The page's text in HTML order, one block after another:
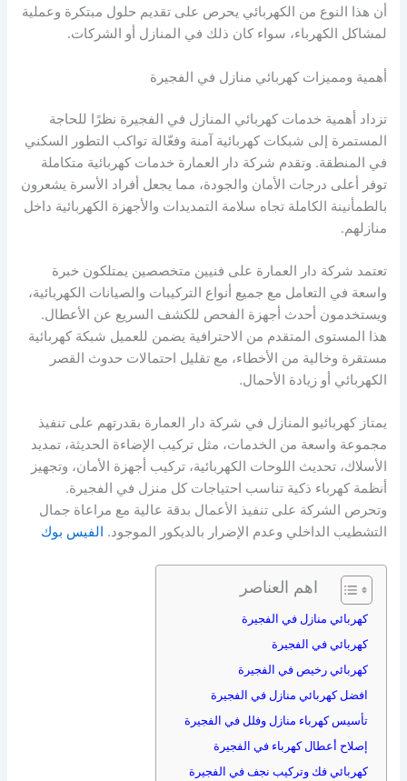
أن هذا النوع من الكهربائي يحرص على تقديم حلول مبتكرة وعملية
لمشاكل الكهرباء، سواء كان ذلك في المنازل أو الشركات.
أهمية ومميزات كهربائي منازل في الفجيرة
تزداد أهمية خدمات كهربائي المنازل في الفجيرة نظرًا للحاجة
المستمرة إلى شبكات كهربائية آمنة وفعّالة تواكب التطور السكني
في المنطقة. وتقدم شركة دار العمارة خدمات كهربائية متكاملة
توفر أعلى درجات الأمان والجودة، مما يجعل أفراد الأسرة يشعرون
بالطمأنينة الكاملة تجاه سلامة التمديدات والأجهزة الكهربائية داخل
منازلهم.
تعتمد شركة دار العمارة على فنيين متخصصين يمتلكون خبرة
واسعة في التعامل مع جميع أنواع التركيبات والصيانات الكهربائية،
ويستخدمون أحدث أجهزة الفحص للكشف السريع عن الأعطال.
هذا المستوى المتقدم من الاحترافية يضمن للعميل شبكة كهربائية
مستقرة وخالية من الأخطاء، مع تقليل احتمالات حدوث القصر
الكهربائي أو زيادة الأحمال.
يمتاز كهربائيو المنازل في شركة دار العمارة بقدرتهم على تنفيذ
مجموعة واسعة من الخدمات، مثل تركيب الإضاءة الحديثة، تمديد
الأسلاك، تحديث اللوحات الكهربائية، تركيب أجهزة الأمان، وتجهيز
أنظمة كهرباء ذكية تناسب احتياجات كل منزل في الفجيرة.
وتحرص الشركة على تنفيذ الأعمال بدقة عالية مع مراعاة جمال
التشطيب الداخلي وعدم الإضرار بالديكور الموجود. الفيس بوك
اهم العناصر
كهربائي منازل في الفجيرة
كهربائي في الفجيرة
كهربائي رخيص في الفجيرة
افضل كهربائي منازل في الفجيرة
تأسيس كهرباء منازل وفلل في الفجيرة
إصلاح أعطال كهرباء في الفجيرة
كهربائي فك وتركيب نجف في الفجيرة